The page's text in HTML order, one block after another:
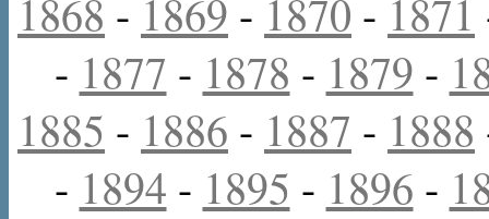
1868 - 1869 - 1870 - 1871
- 1877 - 1878 - 1879 -
1885 - 1886 - 1887 - 1888
- 1894 - 1895 - 1896 -